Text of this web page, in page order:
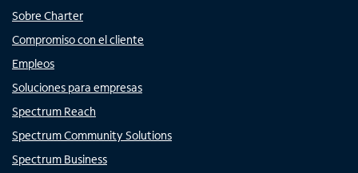
Sobre Charter
Compromiso con el cliente
Empleos
Soluciones para empresas
Spectrum Reach
Spectrum Community Solutions
Spectrum Business